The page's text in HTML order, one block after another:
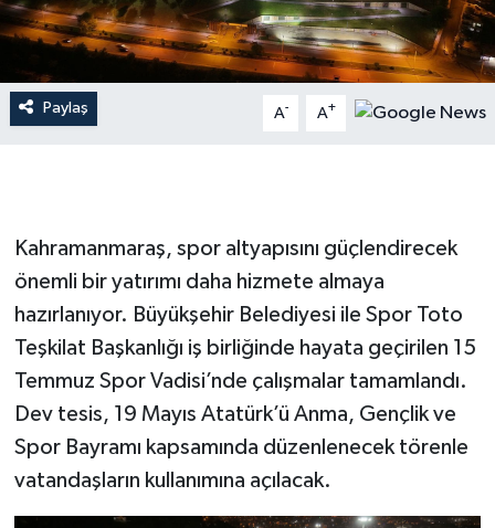
Paylaş A- A+
Kahramanmaraş, spor altyapısını güçlendirecek
önemli bir yatırımı daha hizmete almaya
hazırlanıyor. Büyükşehir Belediyesi ile Spor Toto
Teşkilat Başkanlığı iş birliğinde hayata geçirilen 15
Temmuz Spor Vadisi’nde çalışmalar tamamlandı.
Dev tesis, 19 Mayıs Atatürk’ü Anma, Gençlik ve
Spor Bayramı kapsamında düzenlenecek törenle
vatandaşların kullanımına açılacak.
KSÜ
ROPORTAJ
YEREL YÖNETİM
MEDYA
SEÇİM 2011
ÜÇÜNCÜ SAYFA
BİLİMNET